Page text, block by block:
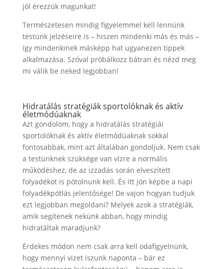
jól érezzük magunkat!
Természetesen mindig figyelemmel kell lennünk
testünk jelzéseire is – hiszen mindenki más és más –
így mindenkinek másképp hat ugyanezen tippek
alkalmazása. Szóval próbálkozz bátran és nézd meg
mi válik be neked legjobban!
Hidratálás stratégiák sportolóknak és aktív
életmódúaknak
Azt gondolom, hogy a hidratálás stratégiái
sportolóknak és aktív életmódúaknak sokkal
fontosabbak, mint azt általában gondoljuk. Nem csak
a testünknek szüksége van vízre a normális
működéshez, de az izzadás során elveszített
folyadékot is pótolnunk kell. És itt jön képbe a napi
folyadékpótlás jelentősége! De vajon hogyan tudjuk
ezt legjobban megoldani? Melyek azok a stratégiák,
amik segítenek nekünk abban, hogy mindig
hidratáltak maradjunk?
Érdekes módon nem csak arra kell odafigyelnünk,
hogy mennyi vizet iszunk naponta – bár ez